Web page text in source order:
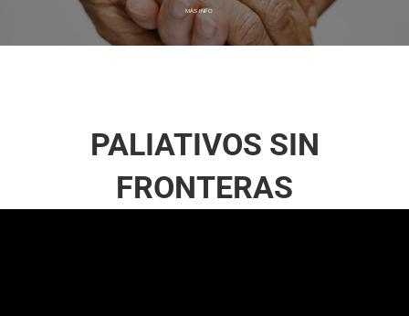
MÁS INFO
PALIATIVOS SIN
FRONTERAS